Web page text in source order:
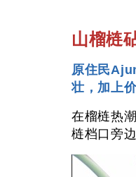
山榴梿
原住民
壮，加上
在榴梿热
梿档口旁